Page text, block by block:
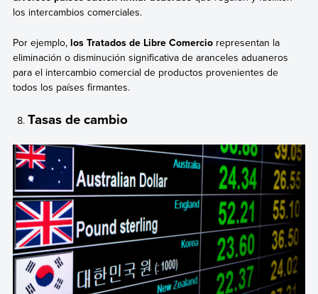
los intercambios comerciales.
Por ejemplo, los Tratados de Libre Comerciorepresentan la
eliminación o disminución significativa de aranceles aduaneros
para el intercambio comercial de productos provenientes de
todos los países firmantes.
Tasas de cambio